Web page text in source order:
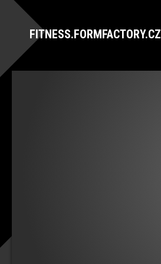
FITNESS.FORMFACTORY.CZ